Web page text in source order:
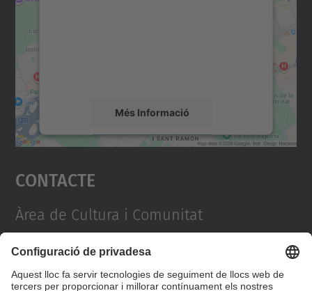
Més Informació
Accepta
powered by
Contacte
Àrea de Cultura i Comunitat
Campus Diagonal Nord, Edifici VX (Vèrtex). Pl.